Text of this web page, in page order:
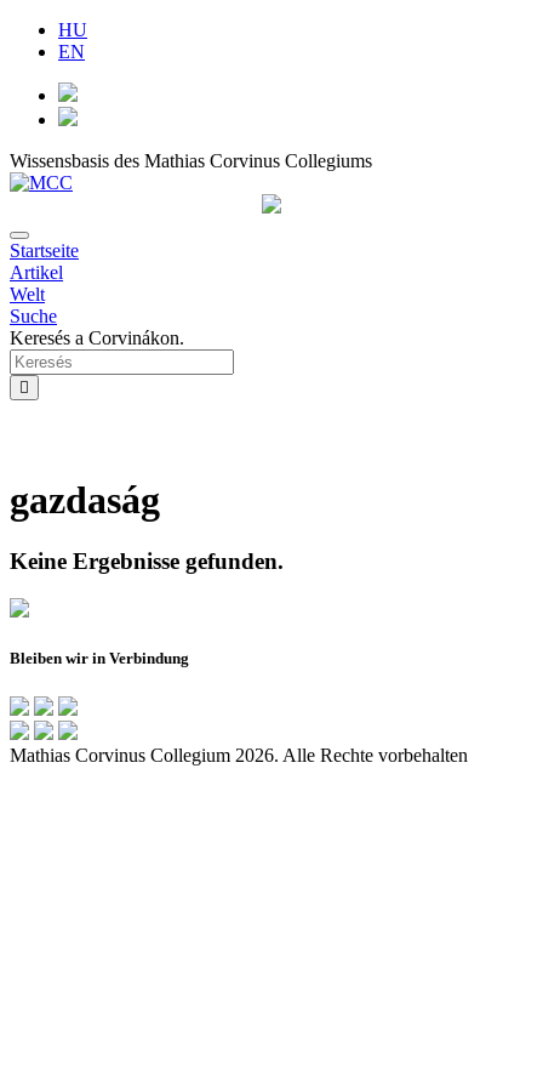
HU
EN
Wissensbasis des Mathias Corvinus Collegiums
Startseite
Artikel
Welt
Suche
Keresés a Corvinákon.
gazdaság
Keine Ergebnisse gefunden.
Bleiben wir in Verbindung
Mathias Corvinus Collegium 2026. Alle Rechte vorbehalten